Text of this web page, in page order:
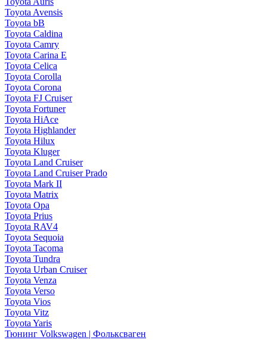
Toyota Avensis
Toyota bB
Toyota Caldina
Toyota Camry
Toyota Carina E
Toyota Celica
Toyota Corolla
Toyota Corona
Toyota FJ Cruiser
Toyota Fortuner
Toyota HiAce
Toyota Highlander
Toyota Hilux
Toyota Kluger
Toyota Land Cruiser
Toyota Land Cruiser Prado
Toyota Mark II
Toyota Matrix
Toyota Opa
Toyota Prius
Toyota RAV4
Toyota Sequoia
Toyota Tacoma
Toyota Tundra
Toyota Urban Cruiser
Toyota Venza
Toyota Verso
Toyota Vios
Toyota Vitz
Toyota Yaris
Тюнинг Volkswagen | Фольксваген